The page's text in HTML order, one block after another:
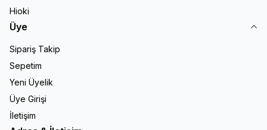
Hioki
Üye
Sipariş Takip
Sepetim
Yeni Üyelik
Üye Girişi
İletişim